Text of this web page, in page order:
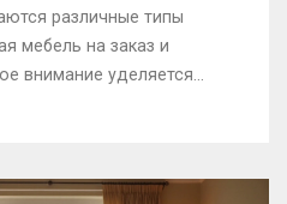
различные типы
мебель на заказ и
внимание уделяется